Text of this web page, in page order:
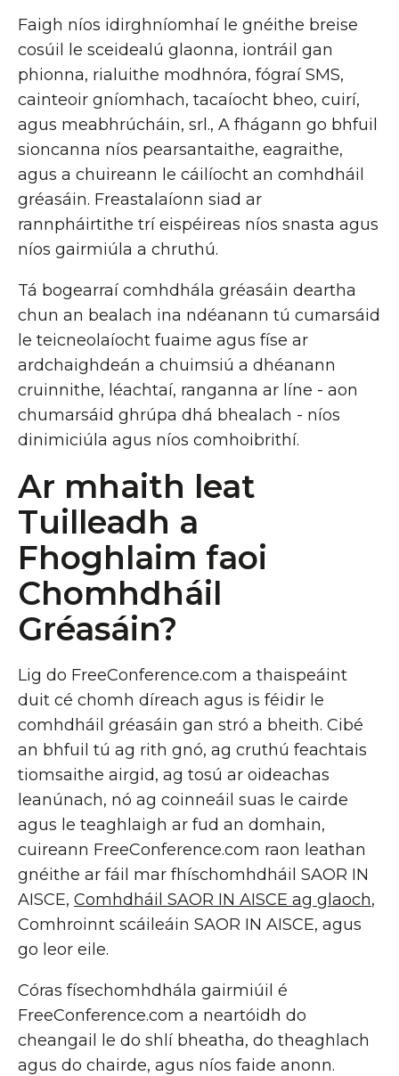
Faigh níos idirghníomhaí le gnéithe breise
cosúil le sceidealú glaonna, iontráil gan
phionna, rialuithe modhnóra, fógraí SMS,
cainteoir gníomhach, tacaíocht bheo, cuirí,
agus meabhrúcháin, srl., A fhágann go bhfuil
sioncanna níos pearsantaithe, eagraithe,
agus a chuireann le cáilíocht an comhdháil
gréasáin. Freastalaíonn siad ar
rannpháirtithe trí eispéireas níos snasta agus
níos gairmiúla a chruthú.
Tá bogearraí comhdhála gréasáin deartha
chun an bealach ina ndéanann tú cumarsáid
le teicneolaíocht fuaime agus físe ar
ardchaighdeán a chuimsiú a dhéanann
cruinnithe, léachtaí, ranganna ar líne - aon
chumarsáid ghrúpa dhá bhealach - níos
dinimiciúla agus níos comhoibrithí.
Ar mhaith leat
Tuilleadh a
Fhoghlaim faoi
Chomhdháil
Gréasáin?
Lig do FreeConference.com a thaispeáint
duit cé chomh díreach agus is féidir le
comhdháil gréasáin gan stró a bheith. Cibé
an bhfuil tú ag rith gnó, ag cruthú feachtais
tiomsaithe airgid, ag tosú ar oideachas
leanúnach, nó ag coinneáil suas le cairde
agus le teaghlaigh ar fud an domhain,
cuireann FreeConference.com raon leathan
gnéithe ar fáil mar fhíschomhdháil SAOR IN
AISCE, Comhdháil SAOR IN AISCE ag glaoch,
Comhroinnt scáileáin SAOR IN AISCE, agus
go leor eile.
Córas físechomhdhála gairmiúil é
FreeConference.com a neartóidh do
cheangail le do shlí bheatha, do theaghlach
agus do chairde, agus níos faide anonn.